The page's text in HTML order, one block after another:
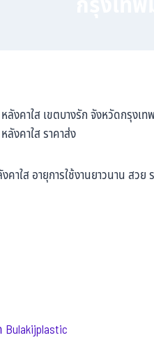
งคาใส เขตบางรัก จังหวัดกรุงเ
ลังคาใส ราคาส่ง
ใส อายุการใช้งานยาวนาน สวย